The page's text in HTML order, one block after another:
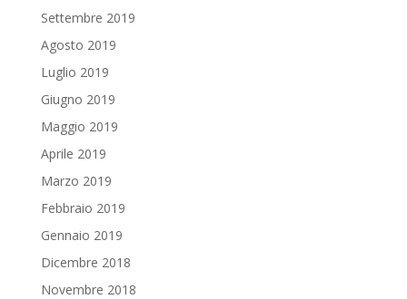
Settembre 2019
Agosto 2019
Luglio 2019
Giugno 2019
Maggio 2019
Aprile 2019
Marzo 2019
Febbraio 2019
Gennaio 2019
Dicembre 2018
Novembre 2018